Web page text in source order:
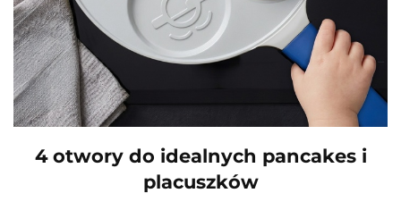
4 otwory do idealnych pancakes i
placuszków